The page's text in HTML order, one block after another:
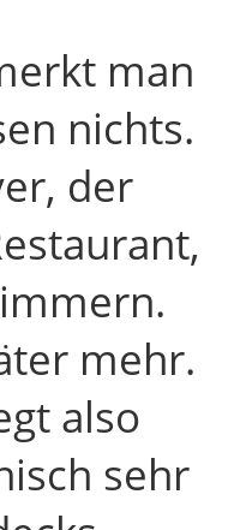
man
nichts.
der
mehr.
also
sehr